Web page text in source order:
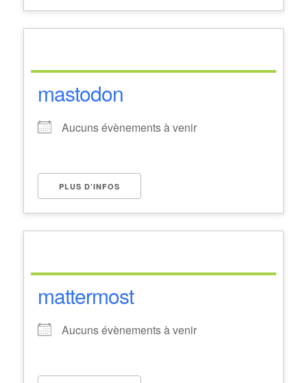
mastodon
Aucuns évènements à venir
PLUS D’INFOS
mattermost
Aucuns évènements à venir